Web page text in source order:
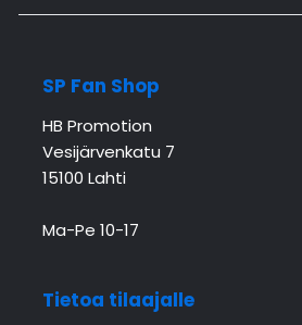
SP Fan Shop
HB Promotion
Vesijärvenkatu 7
15100 Lahti
Ma-Pe 10-17
Tietoa tilaajalle